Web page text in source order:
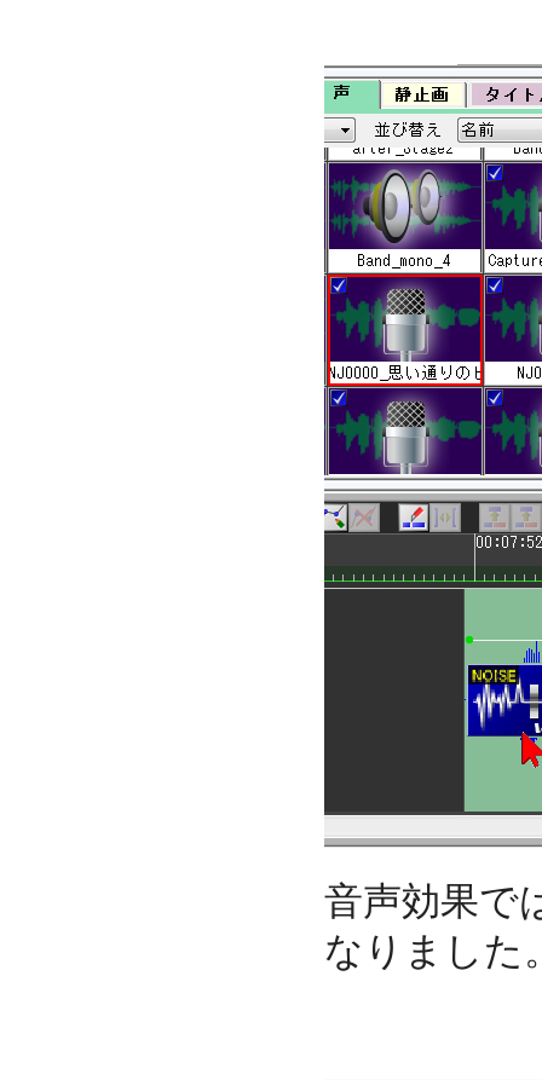
音声効果で
なりました